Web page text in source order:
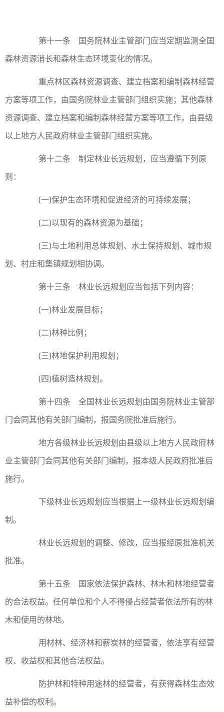
第十一条 国务院林业主管部门应当定期监测全国
森林资源消长和森林生态环境变化的情况。
重点林区森林资源调查、建立档案和编制森林经营
方案等项工作，由国务院林业主管部门组织实施；其他森林
资源调查、建立档案和编制森林经营方案等项工作，由县级
以上地方人民政府林业主管部门组织实施。
第十二条 制定林业长远规划，应当遵循下列原
则：
(一)保护生态环境和促进经济的可持续发展；
(二)以现有的森林资源为基础；
(三)与土地利用总体规划、水土保持规划、城市规
划、村庄和集镇规划相协调。
第十三条 林业长远规划应当包括下列内容：
(一)林业发展目标；
(二)林种比例；
(三)林地保护利用规划；
(四)植树造林规划。
第十四条 全国林业长远规划由国务院林业主管部
门会同其他有关部门编制，报国务院批准后施行。
地方各级林业长远规划由县级以上地方人民政府林
业主管部门会同其他有关部门编制，报本级人民政府批准后
施行。
下级林业长远规划应当根据上一级林业长远规划编
制。
林业长远规划的调整、修改，应当报经原批准机关
批准。
第十五条 国家依法保护森林、林木和林地经营者
的合法权益。任何单位和个人不得侵占经营者依法所有的林
木和使用的林地。
用材林、经济林和薪炭林的经营者，依法享有经营
权、收益权和其他合法权益。
防护林和特种用途林的经营者，有获得森林生态效
益补偿的权利。